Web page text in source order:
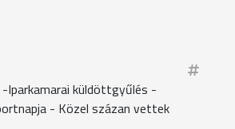
Iparkamarai küldöttgyűlés -
- Közel százan vettek